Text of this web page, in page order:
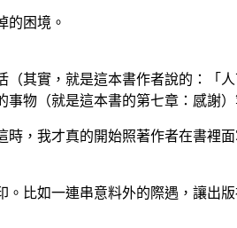
的困境。
其實，就是這本書作者說的：「
物（就是這本書的第七章：感謝）
，我才真的開始照著作者在書裡
比如一連串意料外的際遇，讓出